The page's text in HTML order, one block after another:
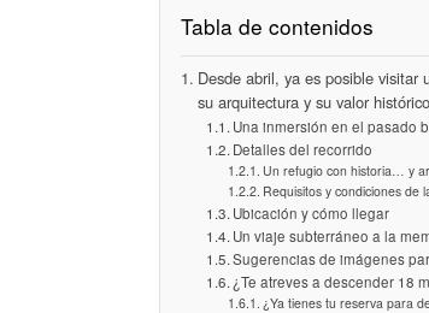
Tabla de contenidos
Desde abril, ya es posible visitar
su arquitectura y su valor
Una inmersión en el pasado
Detalles del recorrido
Un refugio con historia… y
Requisitos y condiciones de
Ubicación y cómo llegar
Un viaje subterráneo a la
Sugerencias de imágenes
¿Te atreves a descender 18
¿Ya tienes tu reserva para